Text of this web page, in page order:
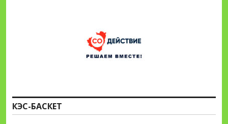
КЭС-БАСКЕТ